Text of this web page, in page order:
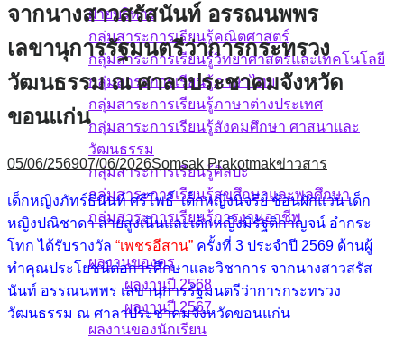
ฝ่ายบริหาร
กลุ่มสาระการเรียนรู้คณิตศาสตร์
กลุ่มสาระการเรียนรู้วิทยาศาสตร์และเทคโนโลยี
กลุ่มสาระการเรียนรู้ภาษาไทย
กลุ่มสาระการเรียนรู้ภาษาต่างประเทศ
กลุ่มสาระการเรียนรู้สังคมศึกษา ศาสนาและ
วัฒนธรรม
กลุ่มสาระการเรียนรู้ศิลปะ
กลุ่มสาระการเรียนรู้สุขศึกษาและพลศึกษา
กลุ่มสาระการเรียนรู้การงานอาชีพ
ผลงาน
ผลงานของครู
ผลงานปี 2568
ผลงานปี 2567
ผลงานของนักเรียน
จากนางสาวสรัสนันท์ อรรณนพพร
เลขานุการรัฐมนตรีว่าการกระทรวง
วัฒนธรรม ณ ศาลาประชาคมจังหวัด
ขอนแก่น
05/06/256907/06/2026Somsak Prakotmakข่าวสาร
เด็กหญิงภัทร์ธีนันท์ ศรีโพธิ์ เด็กหญิงนิจรีย์ ช้อนผักแว่น เด็ก
หญิงปณิชาดา สายสูงเนินและเด็กหญิงมิรัฐติกาญจน์ อำกระ
โทก ได้รับรางวัล “เพชรอีสาน” ครั้งที่ 3 ประจำปี 2569 ด้านผู้
ทำคุณประโยชน์ต่อการศึกษาและวิชาการ จากนางสาวสรัส
นันท์ อรรณนพพร เลขานุการรัฐมนตรีว่าการกระทรวง
วัฒนธรรม ณ ศาลาประชาคมจังหวัดขอนแก่น